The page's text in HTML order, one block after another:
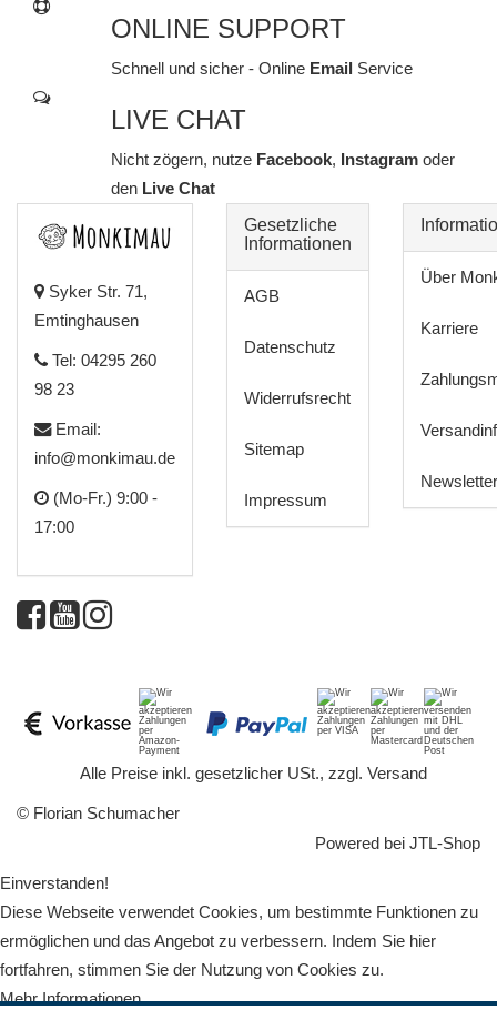
ONLINE SUPPORT
Schnell und sicher - Online Email Service
LIVE CHAT
Nicht zögern, nutze Facebook, Instagram oder
denLive Chat
Syker Str. 71,
Emtinghausen
Tel: 04295 260
98 23
Email:
info@monkimau.de
(Mo-Fr.) 9:00 -
17:00
Gesetzliche
Informationen
AGB
Datenschutz
Widerrufsrecht
Sitemap
Impressum
Über
Karriere
Newsletter
Alle Preise inkl. gesetzlicher USt., zzgl. Versand
© Florian Schumacher
Powered bei JTL-Shop
Einverstanden!
Diese Webseite verwendet Cookies, um bestimmte Funktionen zu
ermöglichen und das Angebot zu verbessern. Indem Sie hier
fortfahren, stimmen Sie der Nutzung von Cookies zu.
Mehr Informationen